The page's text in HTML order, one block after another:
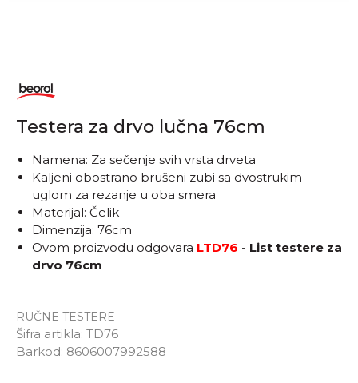
Testera za drvo lučna 76cm
RUČNE TESTERE
Šifra artikla: TD76
Barkod: 8606007992588
Namena: Za sečenje svih vrsta drveta
Kaljeni obostrano brušeni zubi sa dvostrukim
uglom za rezanje u oba smera
Materijal: Čelik
Dimenzija: 76cm
Ovom proizvodu odgovara LTD76 - List testere za
drvo 76cm